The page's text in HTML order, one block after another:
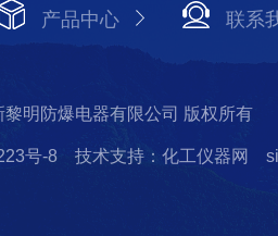
产品中心 联系
明防爆电器有限公司 版权所有
号-8 技术支持：化工仪器网